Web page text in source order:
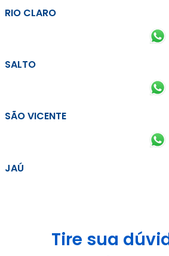
RIO CLARO
SALTO
SÃO VICENTE
JAÚ
Tire sua